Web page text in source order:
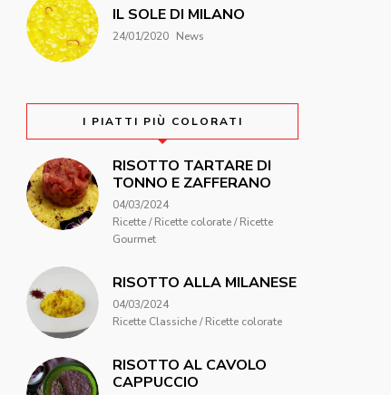
IL SOLE DI MILANO
24/01/2020 News
I PIATTI PIÙ COLORATI
RISOTTO TARTARE DI
TONNO E ZAFFERANO
04/03/2024
Ricette / Ricette colorate / Ricette
Gourmet
RISOTTO ALLA MILANESE
04/03/2024
Ricette Classiche / Ricette colorate
RISOTTO AL CAVOLO
CAPPUCCIO